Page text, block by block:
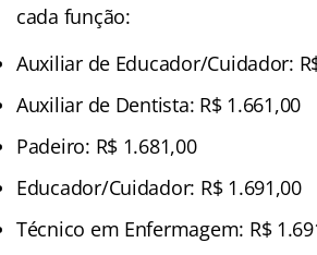
cada função:
Auxiliar de Educador/Cuidador:
Auxiliar de Dentista: R$ 1.661,00
Padeiro: R$ 1.681,00
Educador/Cuidador: R$ 1.691,00
Técnico em Enfermagem: R$